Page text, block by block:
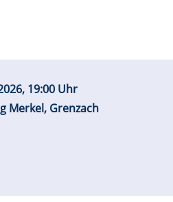
19:00 Uhr
Merkel, Grenzach